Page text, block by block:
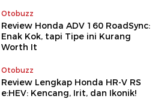
Otobuzz
Review Honda ADV 160 RoadSync:
Enak Kok, tapi Tipe ini Kurang
Worth It
Otobuzz
Review Lengkap Honda HR-V RS
e:HEV: Kencang, Irit, dan Ikonik!